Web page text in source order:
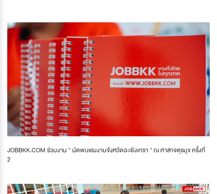
JOBBKK.COM ร่วมงาน " นัดพบแรงงานจังหวัดฉะเชิงเทรา " ณ ศาลาจตุรมุข ครั้งที่
2